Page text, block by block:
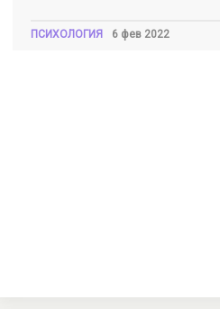
ПСИХОЛОГИЯ 6 фев 2022